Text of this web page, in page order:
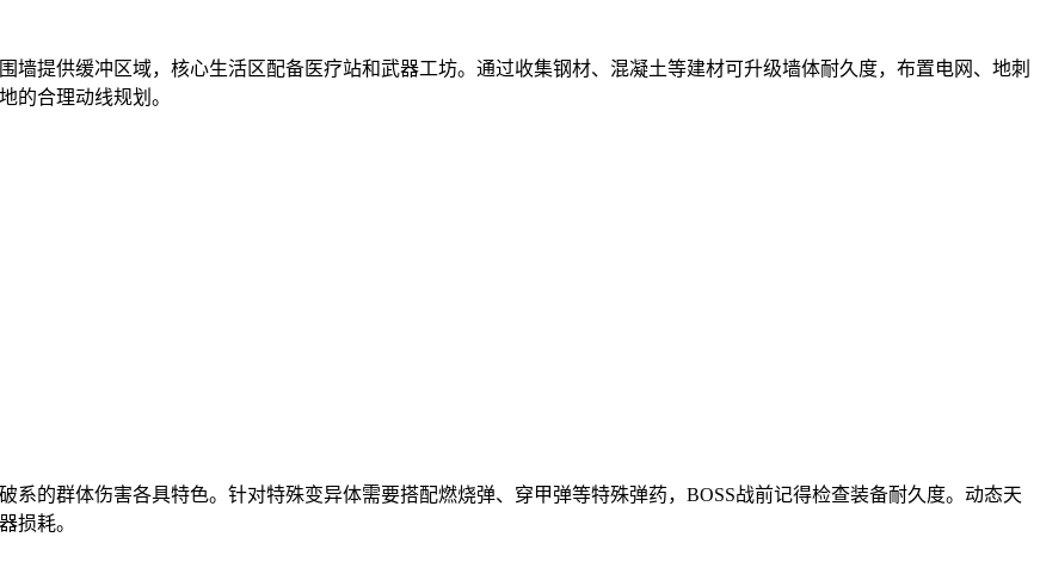
墙提供缓冲区域，核心生活区配备医疗站和武器工坊。通过收集钢材、混凝土等建材可升级墙体耐久度，布置电网、地刺
的合理动线规划。
系的群体伤害各具特色。针对特殊变异体需要搭配燃烧弹、穿甲弹等特殊弹药，BOSS战前记得检查装备耐久度。动态天
损耗。